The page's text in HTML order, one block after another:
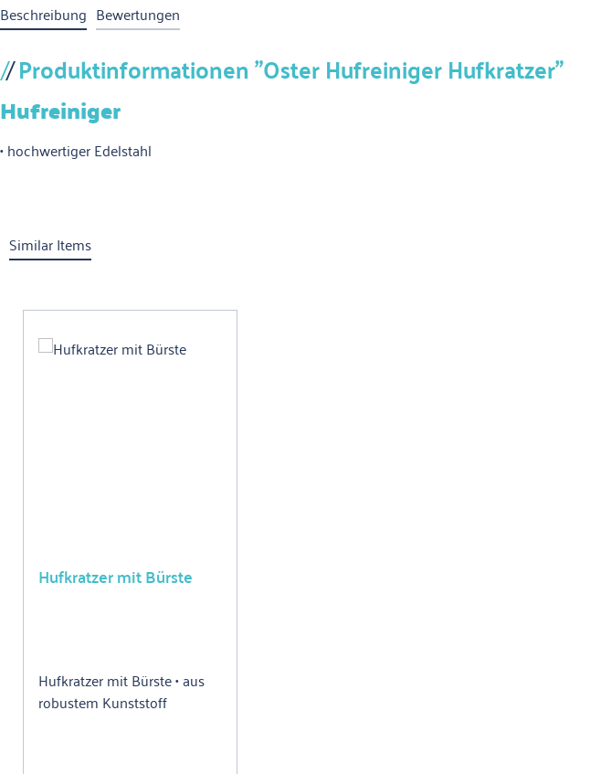
Beschreibung Bewertungen
Produktinformationen "Oster Hufreiniger Hufkratzer"
Hufreiniger
• hochwertiger Edelstahl
Similar Items
Hufkratzer mit Bürste
Hufkratzer mit Bürste • aus
robustem Kunststoff